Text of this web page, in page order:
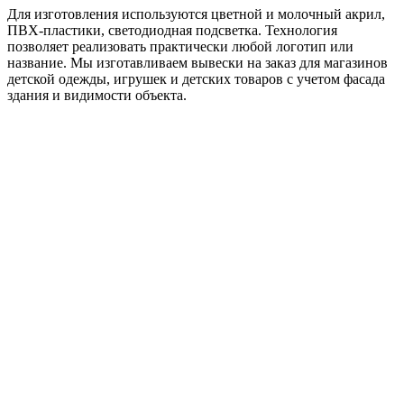
Для изготовления используются цветной и молочный акрил,
ПВХ-пластики, светодиодная подсветка. Технология
позволяет реализовать практически любой логотип или
название. Мы изготавливаем вывески на заказ для магазинов
детской одежды, игрушек и детских товаров с учетом фасада
здания и видимости объекта.